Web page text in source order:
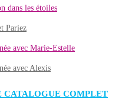
dans les étoiles
Pariez
avec Marie-Estelle
avec Alexis
CATALOGUE COMPLET